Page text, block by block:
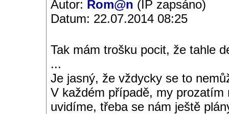
Autor: Rom@n (IP zapsáno)
Datum: 22.07.2014 08:25
Tak mám trošku pocit, že tahle
...
Je jasný, že vždycky se to
V každém případě, my
uvidíme, třeba se nám ještě